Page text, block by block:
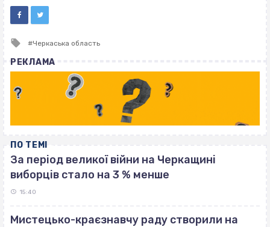
Tagged
Черкаська область
РЕКЛАМА
ПО ТЕМІ
За період великої війни на Черкащині
виборців стало на 3 % менше
15:40
Мистецько-краєзнавчу раду створили на